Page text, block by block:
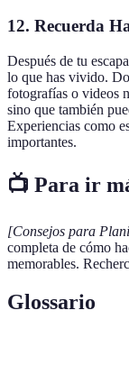
12. Recuerda
Después de tu
lo que has vivido.
fotografías o videos
sino que también
Experiencias como
importantes.
📺 Para ir
[Consejos para
completa de cómo
memorables.
Glossario